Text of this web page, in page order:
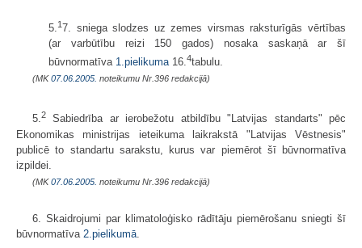
5. 17. sniega slodzes uz zemes virsmas raksturīgās vērtības
(ar varbūtību reizi 150 gados) nosaka saskaņā ar šī
būvnormatīva 1.pielikuma16.4tabulu.
(MK07.06.2005. noteikumu Nr.396 redakcijā)
5.2
Sabiedrība ar ierobežotu atbildību "Latvijas standarts" pēc
Ekonomi­kas ministrijas ieteikuma laikrakstā "Latvijas Vēstnesis"
publicē to standartu sarakstu, kurus var piemērot šī būvnormatīva
izpildei.
(MK07.06.2005. noteikumu Nr.396 redakcijā)
6. Skaidrojumi par klimatoloģisko rādītāju piemērošanu sniegti šī
būvnormatīva 2.pielikumā